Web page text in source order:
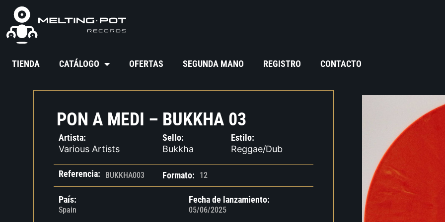
TIENDA CATÁLOGO OFERTAS SEGUNDA MANO REGISTRO CONTACTO
PON A MEDI – BUKKHA 03
Artista:
Various Artists
Sello:
Bukkha
Estilo:
Reggae/Dub
Referencia: BUKKHA003 Formato: 12
País:
Spain
Fecha de lanzamiento:
05/06/2025